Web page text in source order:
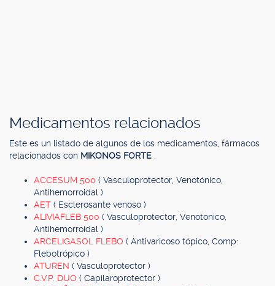
Medicamentos relacionados
Este es un listado de algunos de los medicamentos, fármacos
relacionados con MIKONOS FORTE
ACCESUM 500 ( Vasculoprotector, Venotónico,
Antihemorroidal )
AET ( Esclerosante venoso )
ALIVIAFLEB 500 ( Vasculoprotector, Venotónico,
Antihemorroidal )
ARCELIGASOL FLEBO ( Antivaricoso tópico, Comp:
Flebotrópico )
ATUREN ( Vasculoprotector )
C.V.P. DUO ( Capilaroprotector )